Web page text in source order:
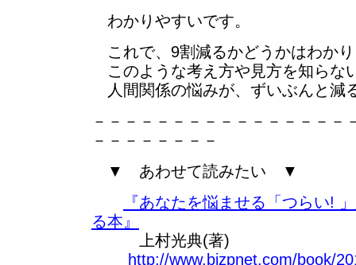
わかりやすいです。
これで、9割減るかどうかはわか
このような考え方や見方を知らな
人間関係の悩みが、ずいぶんと減
－－－－－－－－－－－－－－－－
－－－－－－－－
▼ あわせて読みたい ▼
『あなたを悩ませる「つらい!
る本』
上村光典(著)
http://www.bizpnet.com/book/